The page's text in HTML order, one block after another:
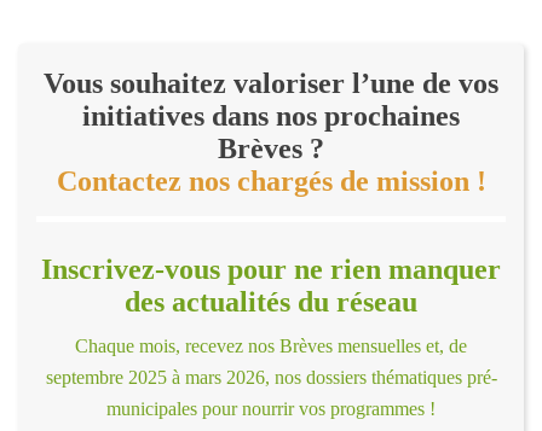
Vous souhaitez valoriser l’une de vos
initiatives dans nos prochaines
Brèves ?
Contactez nos chargés de mission !
Inscrivez-vous pour ne rien manquer
des actualités du réseau
Chaque mois, recevez nos Brèves mensuelles et, de
septembre 2025 à mars 2026, nos dossiers thématiques pré-
municipales pour nourrir vos programmes !